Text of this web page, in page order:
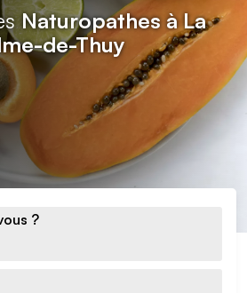
Naturopathes à La
de-Thuy
?